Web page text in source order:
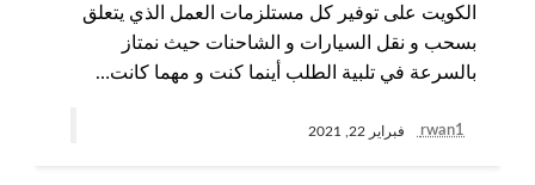
الكويت على توفير كل مستلزمات العمل الذي يتعلق
بسحب و نقل السيارات و الشاحنات حيث نمتاز
بالسرعة في تلبية الطلب أينما كنت و مهما كانت…
rwan1 فبراير 22, 2021